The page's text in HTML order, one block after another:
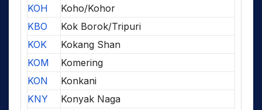
KOH
Koho/Kohor
KBO
Kok Borok/Tripuri
KOK
Kokang Shan
KOM
Komering
KON
Konkani
KNY
Konyak Naga